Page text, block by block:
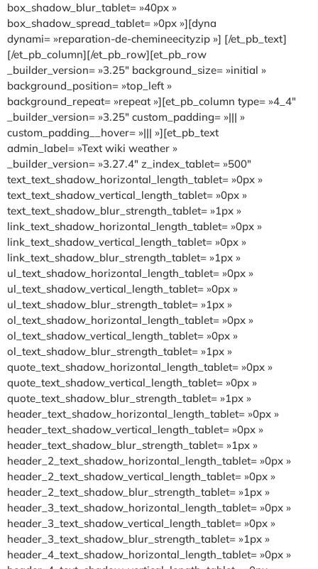
box_shadow_blur_tablet= »40px »
box_shadow_spread_tablet= »0px »][dyna
dynami= »reparation-de-chemineecityzip »] [/et_pb_text]
[/et_pb_column][/et_pb_row][et_pb_row
_builder_version= »3.25″ background_size= »initial »
background_position= »top_left »
background_repeat= »repeat »][et_pb_column type= »4_4″
_builder_version= »3.25″ custom_padding= »||| »
custom_padding__hover= »||| »][et_pb_text
admin_label= »Text wiki weather »
_builder_version= »3.27.4″ z_index_tablet= »500″
text_text_shadow_horizontal_length_tablet= »0px »
text_text_shadow_vertical_length_tablet= »0px »
text_text_shadow_blur_strength_tablet= »1px »
link_text_shadow_horizontal_length_tablet= »0px »
link_text_shadow_vertical_length_tablet= »0px »
link_text_shadow_blur_strength_tablet= »1px »
ul_text_shadow_horizontal_length_tablet= »0px »
ul_text_shadow_vertical_length_tablet= »0px »
ul_text_shadow_blur_strength_tablet= »1px »
ol_text_shadow_horizontal_length_tablet= »0px »
ol_text_shadow_vertical_length_tablet= »0px »
ol_text_shadow_blur_strength_tablet= »1px »
quote_text_shadow_horizontal_length_tablet= »0px »
quote_text_shadow_vertical_length_tablet= »0px »
quote_text_shadow_blur_strength_tablet= »1px »
header_text_shadow_horizontal_length_tablet= »0px »
header_text_shadow_vertical_length_tablet= »0px »
header_text_shadow_blur_strength_tablet= »1px »
header_2_text_shadow_horizontal_length_tablet= »0px »
header_2_text_shadow_vertical_length_tablet= »0px »
header_2_text_shadow_blur_strength_tablet= »1px »
header_3_text_shadow_horizontal_length_tablet= »0px »
header_3_text_shadow_vertical_length_tablet= »0px »
header_3_text_shadow_blur_strength_tablet= »1px »
header_4_text_shadow_horizontal_length_tablet= »0px »